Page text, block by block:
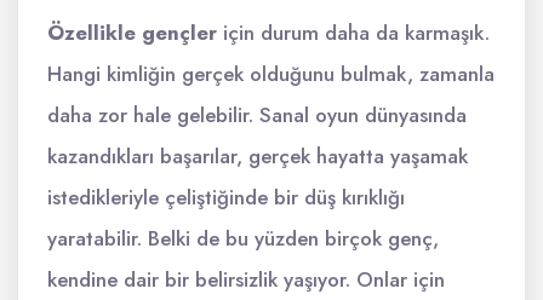
Özellikle gençler için durum daha da karmaşık.
Hangi kimliğin gerçek olduğunu bulmak, zamanla
daha zor hale gelebilir. Sanal oyun dünyasında
kazandıkları başarılar, gerçek hayatta yaşamak
istedikleriyle çeliştiğinde bir düş kırıklığı
yaratabilir. Belki de bu yüzden birçok genç,
kendine dair bir belirsizlik yaşıyor. Onlar için